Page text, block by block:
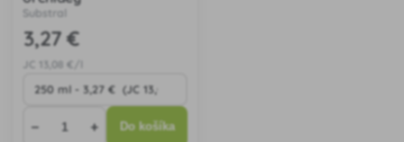
Substral
3,27 €
13 ,08 €/l
− + Do košíka